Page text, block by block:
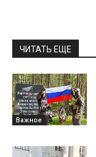
ЧИТАТЬ ЕЩЕ
Важное